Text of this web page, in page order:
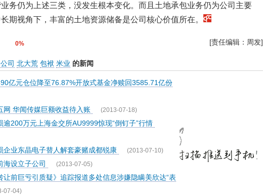
务仍为上述三类，没发生根本变化。而且土地承包业务仍为公司主要
期视角下，丰富的土地资源储备是公司核心价值所在。
0% [责任编辑：周发]
司 北大荒 包袱 米业 的新闻
亿元仓位降至76.87%开放式基金净赎回3585.71亿份
网 华闻传媒巨额收益待入账 (2013-07-18)
逾200万元上海金交所AU9999惊现“倒钉子”行情
企业东晶电子替人解套豪赌成都锐康 (2013-07-10)
海设立子公司 (2013-07-05)
让前巨亏引质疑》追踪报道多处信息涉嫌隐瞒美欣达“表
07-04)